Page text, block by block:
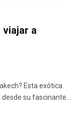
viajar a
Esta exótica
su fascinante…